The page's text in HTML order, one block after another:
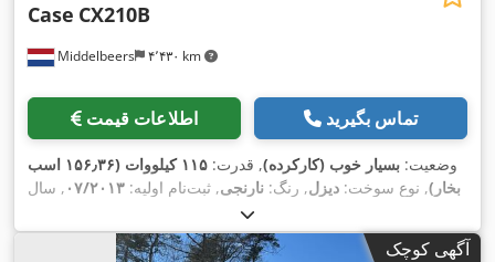
Middelbeers ۴٬۴۳۰ km
Case CX210B
اطلاعات قیمت تماس بگیرید
وضعیت: بسیار خوب (کارکرده), قدرت:
۱۱۵ کیلووات (۱۵۶٫۳۶ اسب
بخار), نوع سوخت: دیزل, رنگ: نارنجی, ثبت‌نام اولیه: ۰۷/۲۰۱۳ , سال
ساخت:
آگهی کوچک